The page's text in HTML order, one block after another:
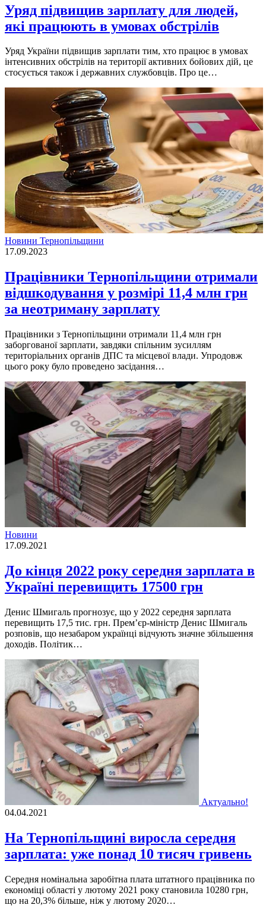
Уряд підвищив зарплату для людей,
які працюють в умовах обстрілів
Уряд України підвищив зарплати тим, хто працює в умовах
інтенсивних обстрілів на території активних бойових дій, це
стосується також і державних службовців. Про це…
Новини Тернопільщини
17.09.2023
Працівники Тернопільщини отримали
відшкодування у розмірі 11,4 млн грн
за неотриману зарплату
Працівники з Тернопільщини отримали 11,4 млн грн
заборгованої зарплати, завдяки спільним зусиллям
територіальних органів ДПС та місцевої влади. Упродовж
цього року було проведено засідання…
Новини
17.09.2021
До кінця 2022 року середня зарплата в
Україні перевищить 17500 грн
Денис Шмигаль прогнозує, що у 2022 середня зарплата
перевищить 17,5 тис. грн. Прем’єр-міністр Денис Шмигаль
розповів, що незабаром українці відчують значне збільшення
доходів. Політик…
Актуально!
04.04.2021
На Тернопільщині виросла середня
зарплата: уже понад 10 тисяч гривень
Середня номінальна заробітна плата штатного працівника по
економіці області у лютому 2021 року становила 10280 грн,
що на 20,3% більше, ніж у лютому 2020…